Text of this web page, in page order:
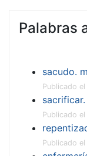
Palabras
sacudo.
Publicado
sacrificar.
Publicado
Publicado